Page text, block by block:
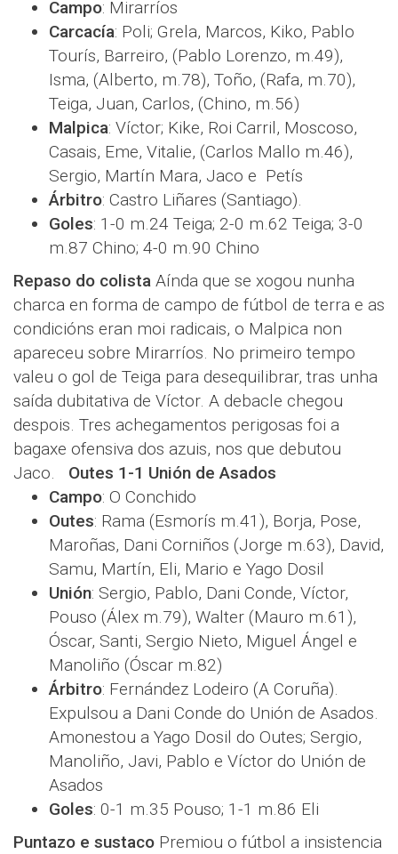
Campo: Mirarríos
Carcacía: Poli; Grela, Marcos, Kiko, Pablo
Tourís, Barreiro, (Pablo Lorenzo, m.49),
Isma, (Alberto, m.78), Toño, (Rafa, m.70),
Teiga, Juan, Carlos, (Chino, m.56)
Malpica: Víctor; Kike, Roi Carril, Moscoso,
Casais, Eme, Vitalie, (Carlos Mallo m.46),
Sergio, Martín Mara, Jaco e Petís
Árbitro: Castro Liñares (Santiago).
Goles: 1-0 m.24 Teiga; 2-0 m.62 Teiga; 3-0
m.87 Chino; 4-0 m.90 Chino
Repaso do colista Aínda que se xogou nunha
charca en forma de campo de fútbol de terra e as
condicións eran moi radicais, o Malpica non
apareceu sobre Mirarríos. No primeiro tempo
valeu o gol de Teiga para desequilibrar, tras unha
saída dubitativa de Víctor. A debacle chegou
despois. Tres achegamentos perigosas foi a
bagaxe ofensiva dos azuis, nos que debutou
Jaco. Outes 1-1 Unión de Asados
Campo: O Conchido
Outes: Rama (Esmorís m.41), Borja, Pose,
Maroñas, Dani Corniños (Jorge m.63), David,
Samu, Martín, Eli, Mario e Yago Dosil
Unión: Sergio, Pablo, Dani Conde, Víctor,
Pouso (Álex m.79), Walter (Mauro m.61),
Óscar, Santi, Sergio Nieto, Miguel Ángel e
Manoliño (Óscar m.82)
Árbitro: Fernández Lodeiro (A Coruña).
Expulsou a Dani Conde do Unión de Asados.
Amonestou a Yago Dosil do Outes; Sergio,
Manoliño, Javi, Pablo e Víctor do Unión de
Asados
Goles: 0-1 m.35 Pouso; 1-1 m.86 Eli
Puntazo e sustaco Premiou o fútbol a insistencia